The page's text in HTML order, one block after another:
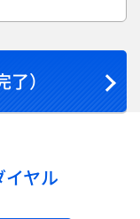
）
ヤル